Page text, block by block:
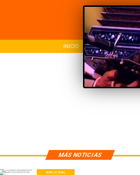
INICIO
MÁS NOTICIAS
NACIONAL